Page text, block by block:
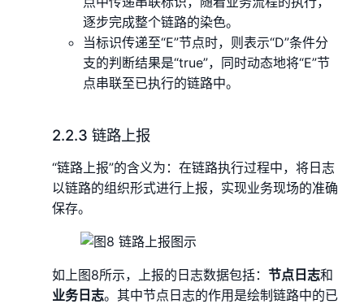
逐步完成整个链路的染色。
当标识传递至“E”节点时，则表示“D”条件分
支的判断结果是“true”，同时动态地将“E”节
点串联至已执行的链路中。
2.2.3 链路上报
“链路上报”的含义为：在链路执行过程中，将日志
以链路的组织形式进行上报，实现业务现场的准确
保存。
如上图8所示，上报的日志数据包括： 节点日志和
业务日志。其中节点日志的作用是绘制链路中的已